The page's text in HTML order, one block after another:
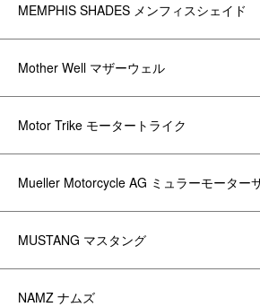
MEMPHIS SHADES メンフィスシェイド
Mother Well マザーウェル
Motor Trike モータートライク
Mueller Motorcycle AG ミュラーモーター
MUSTANG マスタング
NAMZ ナムズ